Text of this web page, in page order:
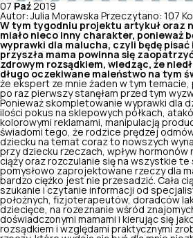
07 Paź 2019
Autor: Julia Morawska Przeczytano: 107
W tym tygodniu projektu artykuł oraz
miało nieco inny charakter, ponieważ
wyprawki dla malucha, czyli będę pisać
przyszła mama powinna się
zdrowym rozsądkiem, wiedząc, że
długo oczekiwane maleństwo na tym
że ekspert ze mnie żaden w tym
po raz pierwszy stanęłam przed tym
Ponieważ skompletowanie wyprawki dla
ilości pokus na sklepowych półkach,
kolorowymi reklamami, manipulacją
świadomi tego, że rodzice prędzej
dziecku na temat coraz to nowszych
przy dziecku rzeczach, wpływ hormonów
ciążyoraz rozczulanie się na wszystkie te
pomysłowo zaprojektowane rzeczy dla
bardzo ciężko jest nie przesadzić. Cała
szukanie i czytanie informacji od
położnych, fizjoterapeutów, doradców
dziecięce, na rozeznanie wśród
doświadczonymi mamami i kierując się
rozsądkiem i względami praktycznymi